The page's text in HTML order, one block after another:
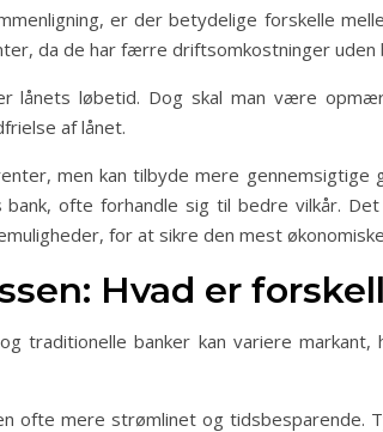
er der betydelige forskelle
da de har færre driftsomkostninger uden
lånets løbetid. Dog skal man være
af lånet.
men kan tilbyde mere
ofte forhandle sig til bedre vilkår.
for at sikre den mest
Hvad er
traditionelle banker kan variere
ofte mere strømlinet og